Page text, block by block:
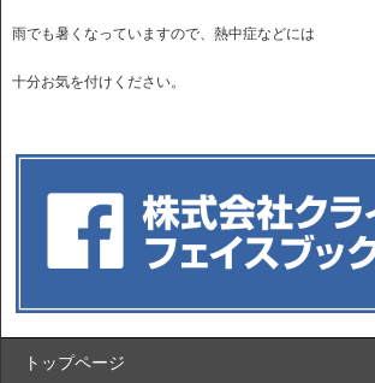
雨でも暑くなっていますので、熱中症などには
十分お気を付けください。
トップページ